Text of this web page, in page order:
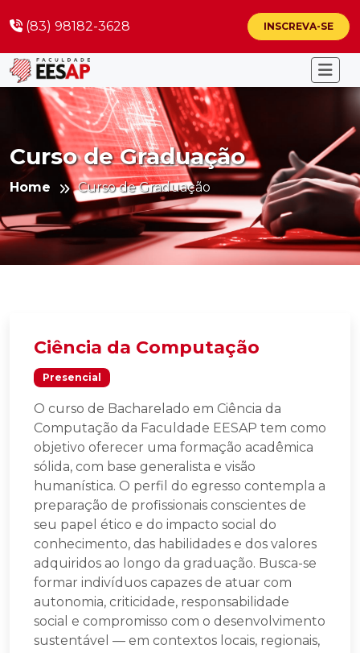
(83) 98182-3628 INSCREVA-SE
Curso de Graduação
Home Curso de Graduação
Ciência da Computação
Presencial
O curso de Bacharelado em Ciência da
Computação da Faculdade EESAP tem como
objetivo oferecer uma formação acadêmica
sólida, com base generalista e visão
humanística. O perfil do egresso contempla a
preparação de profissionais conscientes de
seu papel ético e do impacto social do
conhecimento, das habilidades e dos valores
adquiridos ao longo da graduação. Busca-se
formar indivíduos capazes de atuar com
autonomia, criticidade, responsabilidade
social e compromisso com o desenvolvimento
sustentável — em contextos locais, regionais,